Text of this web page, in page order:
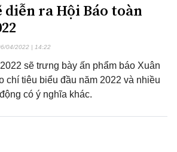
diễn ra Hội Báo toàn
04/2022 | 14:22
sẽ trưng bày ấn phẩm báo Xuân
chí tiêu biểu đầu năm 2022 và nhiều
có ý nghĩa khác.